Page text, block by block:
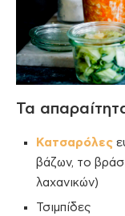
Τα
Κατσαρόλες
βάζων, το
λαχανικών)
Τσιμπίδες